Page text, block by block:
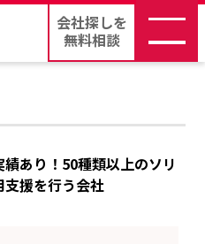
会社探しを
無料相談
あり！50種類以上のソリ
支援を行う会社